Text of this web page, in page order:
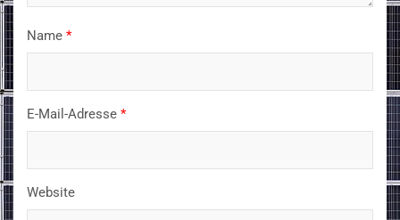
Name *
E-Mail-Adresse *
Website